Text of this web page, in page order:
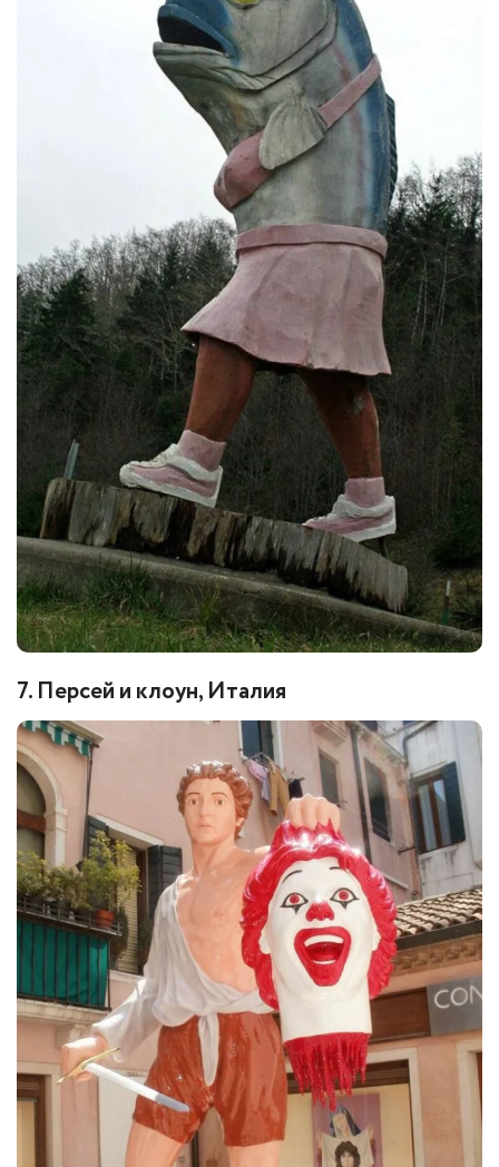
7. Персей и клоун, Италия